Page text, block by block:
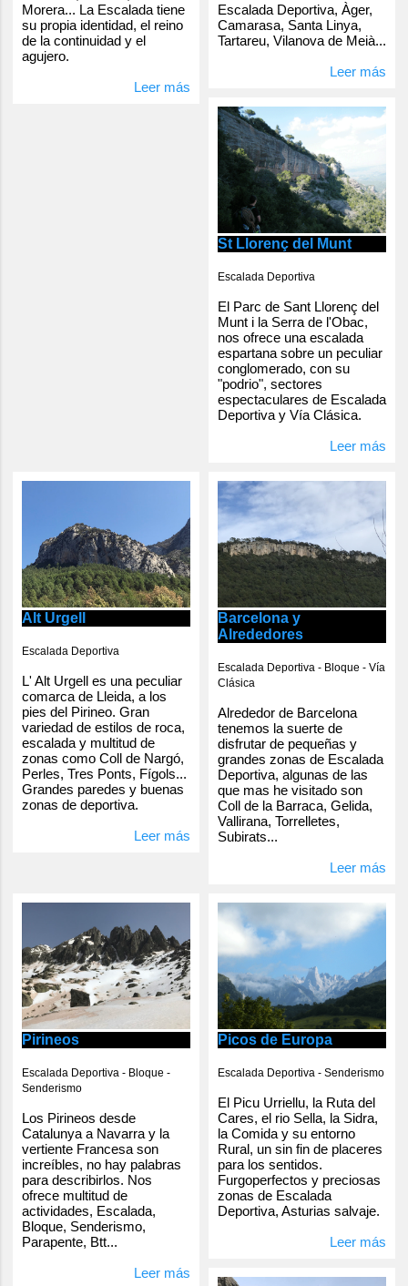
Morera... La Escalada tiene
su propia identidad, el reino
de la continuidad y el
agujero.
Leer más
Escalada Deportiva, Àger,
Camarasa, Santa Linya,
Tartareu, Vilanova de Meià...
Leer más
St Llorenç del Munt
Escalada Deportiva
El Parc de Sant Llorenç del
Munt i la Serra de l'Obac,
nos ofrece una escalada
espartana sobre un peculiar
conglomerado, con su
"podrio", sectores
espectaculares de Escalada
Deportiva y Vía Clásica.
Leer más
Alt Urgell
Escalada Deportiva
L' Alt Urgell es una peculiar
comarca de Lleida, a los
pies del Pirineo. Gran
variedad de estilos de roca,
escalada y multitud de
zonas como Coll de Nargó,
Perles, Tres Ponts, Fígols...
Grandes paredes y buenas
zonas de deportiva.
Leer más
Barcelona y
Alrededores
Escalada Deportiva - Bloque - Vía
Clásica
Alrededor de Barcelona
tenemos la suerte de
disfrutar de pequeñas y
grandes zonas de Escalada
Deportiva, algunas de las
que mas he visitado son
Coll de la Barraca, Gelida,
Vallirana, Torrelletes,
Subirats...
Leer más
Pirineos
Escalada Deportiva - Bloque -
Senderismo
Los Pirineos desde
Catalunya a Navarra y la
vertiente Francesa son
increíbles, no hay palabras
para describirlos. Nos
ofrece multitud de
actividades, Escalada,
Bloque, Senderismo,
Parapente, Btt...
Leer más
Picos de Europa
Escalada Deportiva - Senderismo
El Picu Urriellu, la Ruta del
Cares, el rio Sella, la Sidra,
la Comida y su entorno
Rural, un sin fin de placeres
para los sentidos.
Furgoperfectos y preciosas
zonas de Escalada
Deportiva, Asturias salvaje.
Leer más